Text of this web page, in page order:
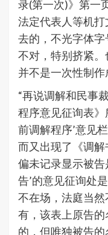
录(第一次)》第一
法定代表人等机
去的，不光字体
不对，特别挤紧
并不是一次性制作
“再说调解和民事
程序意见征询表
前调解程序’意见
而又出现了《调
偏未记录显示被告
告’的意见征询处
不在场，法庭当
有，该表上原告
的，但唯独被告